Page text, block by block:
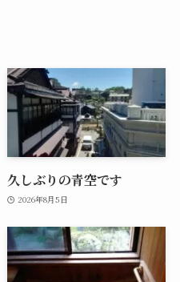
久しぶりの青空です
2026年8月5日